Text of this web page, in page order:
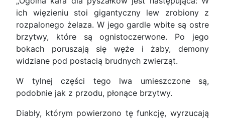
ich więzieniu stoi gigantyczny lew zrobiony z
rozpalonego żelaza. W jego gardle wbite są ostre
brzytwy, które są ognistoczerwone. Po jego
bokach poruszają się węże i żaby, demony
widziane pod postacią brudnych zwierząt.
W tylnej części tego lwa umieszczone są,
podobnie jak z przodu, płonące brzytwy.
Diabły, którym powierzono tę funkcję, wyrzucają